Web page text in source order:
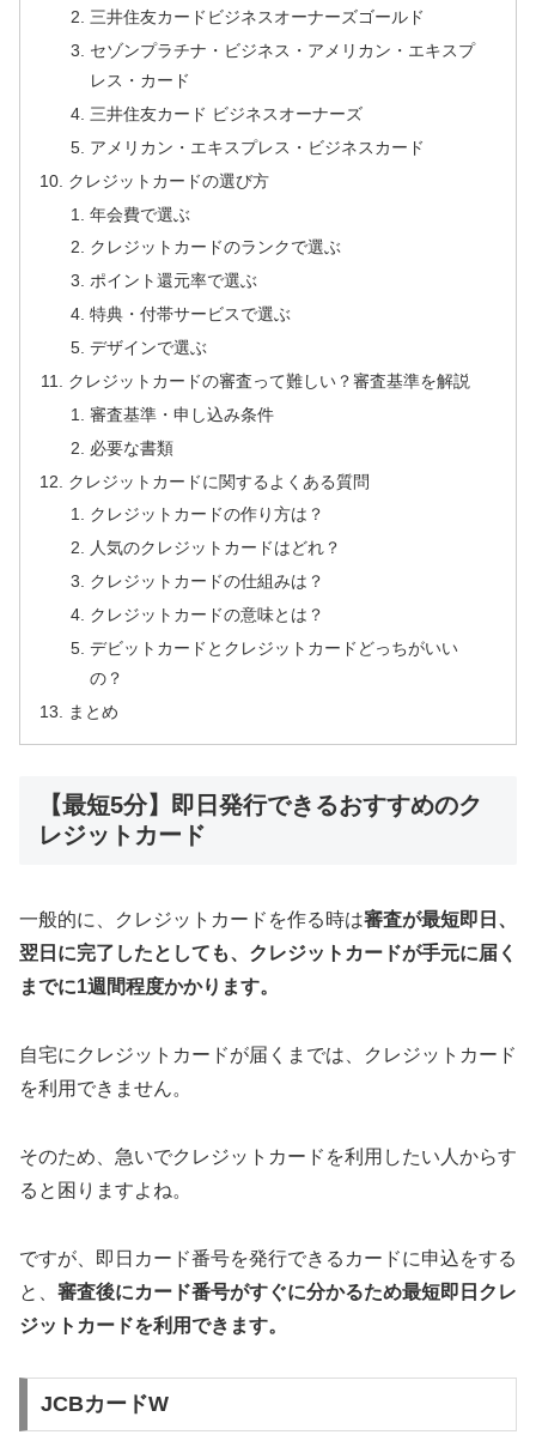
三井住友カードビジネスオーナーズゴールド
セゾンプラチナ・ビジネス・アメリカン・エキスプ
レス・カード
三井住友カード ビジネスオーナーズ
アメリカン・エキスプレス・ビジネスカード
クレジットカードの選び方
年会費で選ぶ
クレジットカードのランクで選ぶ
ポイント還元率で選ぶ
特典・付帯サービスで選ぶ
デザインで選ぶ
クレジットカードの審査って難しい？審査基準を解説
審査基準・申し込み条件
必要な書類
クレジットカードに関するよくある質問
クレジットカードの作り方は？
人気のクレジットカードはどれ？
クレジットカードの仕組みは？
クレジットカードの意味とは？
デビットカードとクレジットカードどっちがいい
の？
まとめ
【最短5分】即日発行できるおすすめのク
レジットカード
一般的に、クレジットカードを作る時は審査が最短即日、
翌日に完了したとしても、クレジットカードが手元に届く
までに1週間程度かかります。
自宅にクレジットカードが届くまでは、クレジットカード
を利用できません。
そのため、急いでクレジットカードを利用したい人からす
ると困りますよね。
ですが、即日カード番号を発行できるカードに申込をする
と、 審査後にカード番号がすぐに分かるため最短即日クレ
ジットカードを利用できます。
JCBカードW